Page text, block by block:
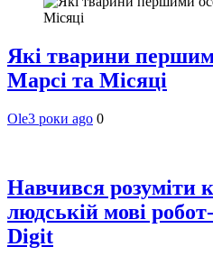
Які тварини
Марсі та Місяці
Ole3 роки ago 0
Навчився розуміти
людській мові
Digit